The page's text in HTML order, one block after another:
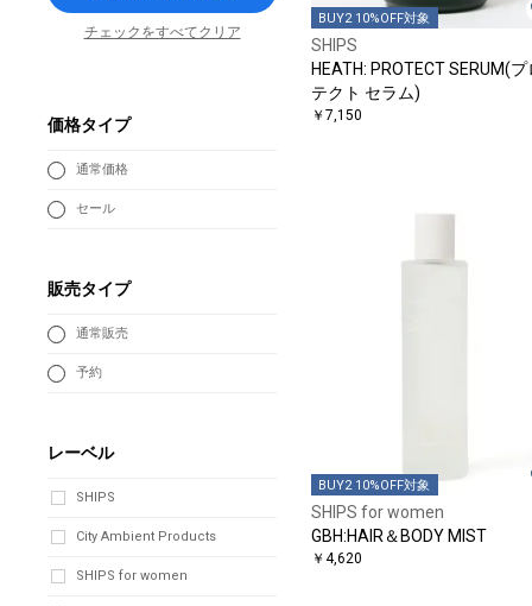
BUY2 10%OFF対象
SHIPS
HEATH: PROTECT SERUM(プ
テクト セラム)
￥7,150
BUY2 10%OFF対象
SHIPS for women
GBH:HAIR＆BODY MIST
￥4,620
チェックをすべてクリア
価格タイプ
通常価格
セール
販売タイプ
通常販売
予約
レーベル
SHIPS
City Ambient Products
SHIPS for women